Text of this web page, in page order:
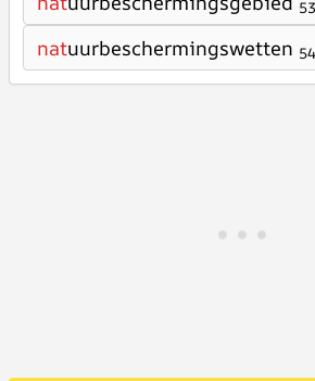
53
natuurbeschermingswetten 54